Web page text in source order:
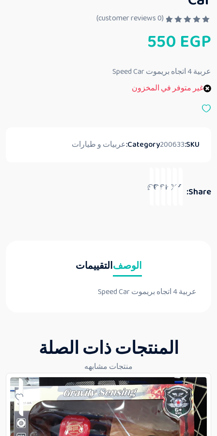
م
ا
ي
م
ن
(
0
550 EGP
عربية 4 اتجاه بريموت Speed Car
غير متوفر في المخزون
SKU:
200633
Category: عربيات و طيارات
Share:
الوصفالتقييمات
عربية 4 اتجاه بريموت Speed Car
المنتجات ذات الصلة
منتجات مشابهه